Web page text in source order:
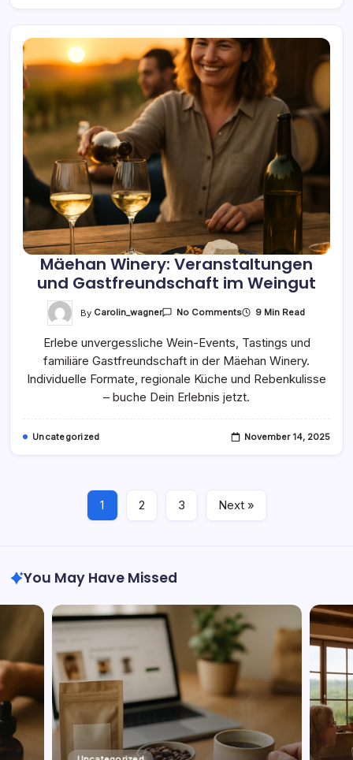
Mäehan Winery: Veranstaltungen
und Gastfreundschaft im Weingut
By Carolin_wagner No CommentsOn
Veranstaltungen
Gastfreundschaft
Im
Weingut
9 Min Read
Erlebe unvergessliche Wein-Events, Tastings und
familiäre Gastfreundschaft in der Mäehan Winery.
Individuelle Formate, regionale Küche und Rebenkulisse
– buche Dein Erlebnis jetzt.
Uncategorized November 14, 2025
1 2 3 Next »
You May Have Missed